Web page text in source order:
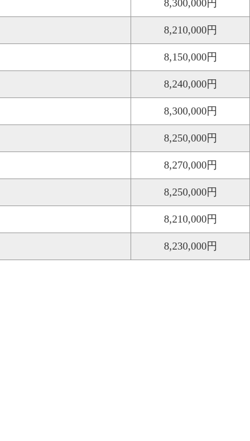
8,300,000円
8,210,000円
8,150,000円
8,240,000円
8,300,000円
8,250,000円
8,270,000円
8,250,000円
8,210,000円
8,230,000円